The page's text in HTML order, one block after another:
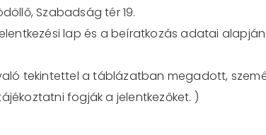
Szabadság tér 19.
lap és a beíratkozás adatai
tekintettel a táblázatban megadott,
fogják a jelentkezőket. )